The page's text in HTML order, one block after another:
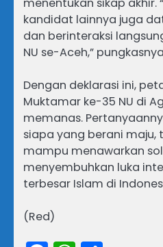
kandidat lainnya juga
dan berinteraksi
NU se-Aceh,”
Dengan deklarasi ini,
Muktamar ke-35 NU di
memanas.
siapa yang berani maju,
mampu menawarkan
menyembuhkan luka
terbesar Islam di
(Red)